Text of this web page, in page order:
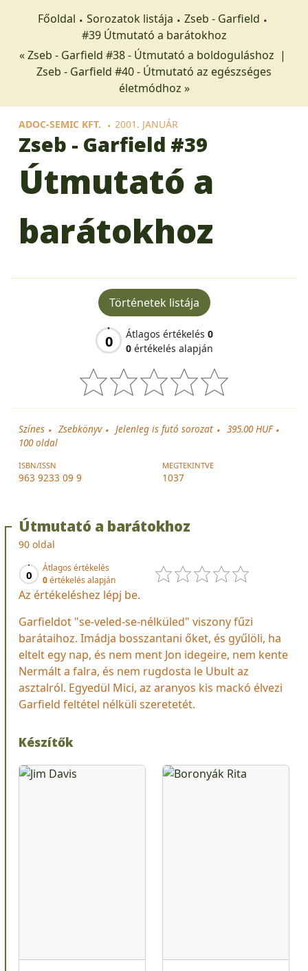
Főoldal Sorozatok listája
Zseb - Garfield
#39 Útmutató a barátokhoz
« Zseb - Garfield #38 - Útmutató a boldoguláshoz |
Zseb - Garfield #40 - Útmutató az egészséges
életmódhoz »
ADOC-SEMIC KFT. 2001. JANUÁR
Zseb - Garfield #39
Útmutató a
barátokhoz
Történetek listája
0 Átlagos értékelés 0
0 értékelés alapján
Színes Zsebkönyv Jelenleg is futó sorozat
395.00 HUF
100oldal
ISBN/ISSN
963 9233 09 9
MEGTEKINTVE
1037
Útmutató a barátokhoz
90 oldal
0
Átlagos értékelés
0értékelés alapján
Az értékeléshez lépj be.
Garfieldot "se-veled-se-nélküled" viszony fűzi
barátaihoz. Imádja bosszantani őket, és gyűlöli, ha
eltelt egy nap, és nem ment Jon idegeire, nem kente
Nermált a falra, és nem rugdosta le Ubult az
asztalról. Egyedül Mici, az aranyos kis mackó élvezi
Garfield feltétel nélküli szeretetét.
Készítők